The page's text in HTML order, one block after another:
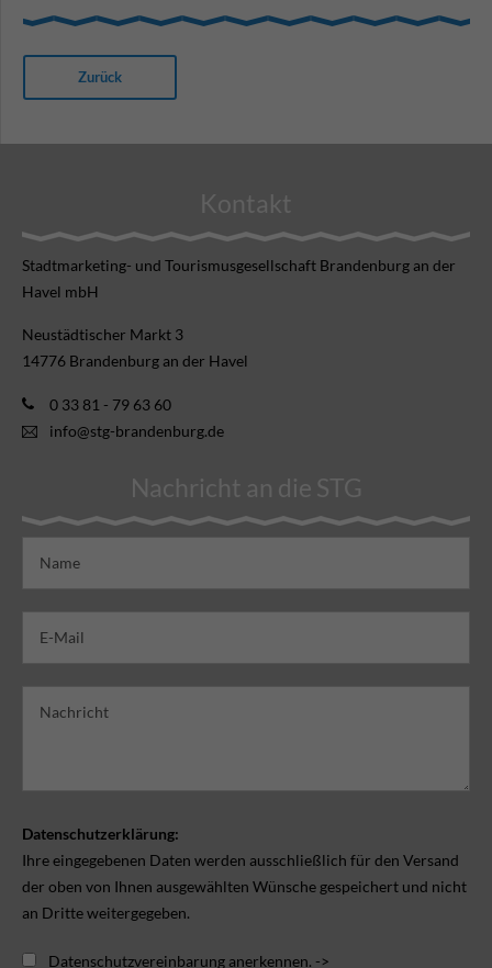
Zurück
Kontakt
Stadtmarketing- und Tourismusgesellschaft Brandenburg an der
Havel mbH
Neustädtischer Markt 3
14776 Brandenburg an der Havel
0 33 81 - 79 63 60
info@stg-brandenburg.de
Nachricht an die STG
Datenschutzerklärung:
Ihre eingegebenen Daten werden ausschließlich für den Versand
der oben von Ihnen ausgewählten Wünsche gespeichert und nicht
an Dritte weitergegeben.
Datenschutzvereinbarung anerkennen. ->